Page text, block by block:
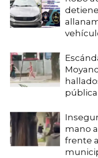
pública
mano
frente